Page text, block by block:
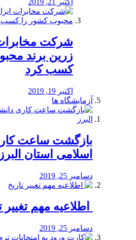
اکتبر 21, 2019
شرکت
زرین برند
کسب کرد
اکتبر 19, 2019
آزمایشگاه ها
بازگشت ساعت
اسلامی استان البرز
دسامبر 25, 2019
اطلاعیه مهم تغییر
دسامبر 25, 2019